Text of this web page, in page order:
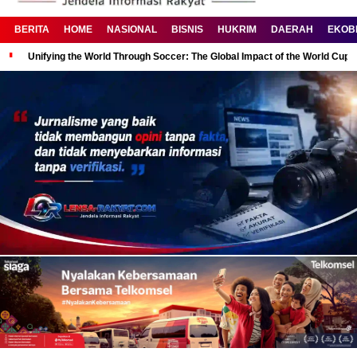
BERITA HOME NASIONAL BISNIS HUKRIM DAERAH
Unifying the World Through Soccer: The Global Impact of the World Cup